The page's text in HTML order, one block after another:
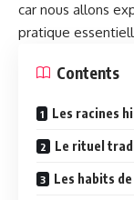
car nous allons
pratique
Contents
Les racines
Le rituel
Les habits